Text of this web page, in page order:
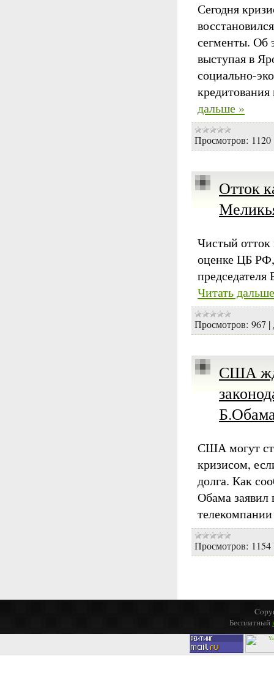
Сегодня
сегменты. Об
выступая в
социально-
дальше »
Просмотров: 1120
Отток
Чистый отток
оценке ЦБ
Читать
Просмотров: 967 |
США
США могут
кризисом,
долга. Как
Обама заявил
Просмотров: 1154
Бесплатный